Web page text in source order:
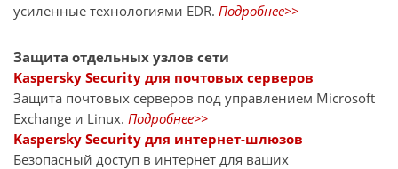
усиленные технологиями EDR. Подробнее>>
Защита отдельных узлов сети
Kaspersky Security для почтовых серверов
Защита почтовых серверов под управлением Microsoft
Exchange и Linux. Подробнее>>
Kaspersky Security для интернет-шлюзов
Безопасный доступ в интернет для ваших